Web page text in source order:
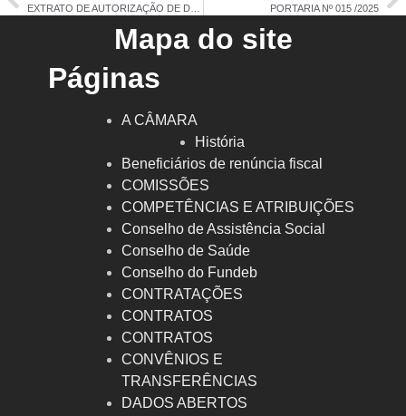
PORTARIA Nº 015 /2025
Mapa do site
Páginas
A CÂMARA
História
Beneficiários de renúncia fiscal
COMISSÕES
COMPETÊNCIAS E ATRIBUIÇÕES
Conselho de Assistência Social
Conselho de Saúde
Conselho do Fundeb
CONTRATAÇÕES
CONTRATOS
CONTRATOS
CONVÊNIOS E
TRANSFERÊNCIAS
DADOS ABERTOS